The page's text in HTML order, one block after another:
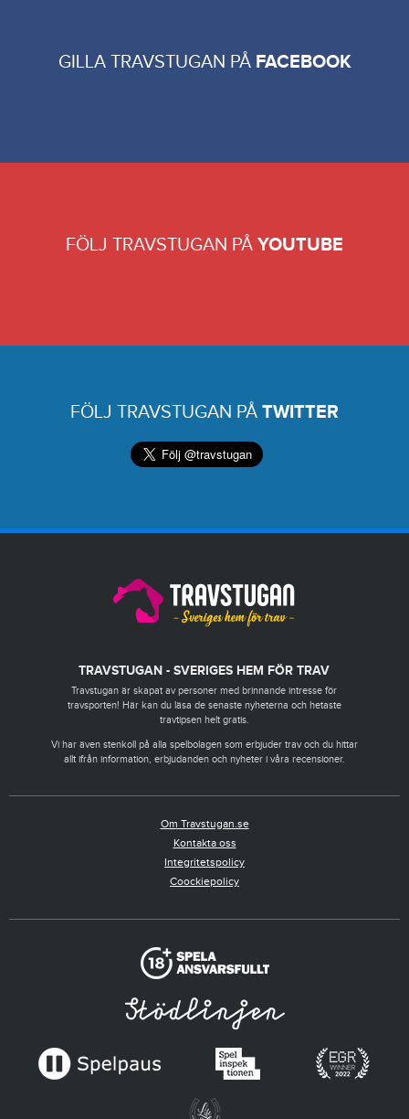
GILLA TRAVSTUGAN PÅ FACEBOOK
FÖLJ TRAVSTUGAN PÅ YOUTUBE
FÖLJ TRAVSTUGAN PÅ TWITTER
TRAVSTUGAN - SVERIGES HEM FÖR TRAV
Travstugan är skapat av personer med brinnande intresse för
travsporten! Här kan du läsa de senaste nyheterna och hetaste
travtipsen helt gratis.
Vi har även stenkoll på alla spelbolagen som erbjuder trav och du hittar
allt ifrån information, erbjudanden och nyheter i våra recensioner.
Om Travstugan.se
Kontakta oss
Integritetspolicy
Coockiepolicy